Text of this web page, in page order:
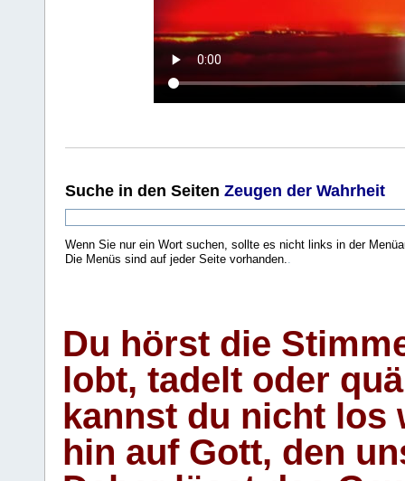
Suche in den Seiten Zeugen der Wahrheit
Wenn Sie nur ein Wort suchen, sollte es nicht links in der
Die Menüs sind auf jeder Seite vorhanden..
Du hörst die
lobt, tadelt oder
kannst du nicht los
hin auf Gott, den